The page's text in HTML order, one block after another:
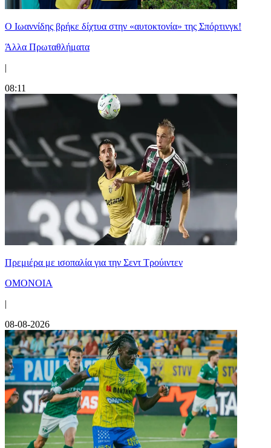
Ο Ιωαννίδης βρήκε δίχτυα στην «αυτοκτονία» της Σπόρτινγκ!
Άλλα Πρωταθλήματα
|
08:11
Πρεμιέρα με ισοπαλία για την Σεντ Τρούιντεν
ΟΜΟΝΟΙΑ
|
08-08-2026